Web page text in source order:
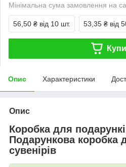
Мінімальна сума замовлення на
56,50 ₴ від 10 шт. 53,35 ₴ від
Опис Характеристики
Опис
Коробка для
Подарункова коробка
сувенірів